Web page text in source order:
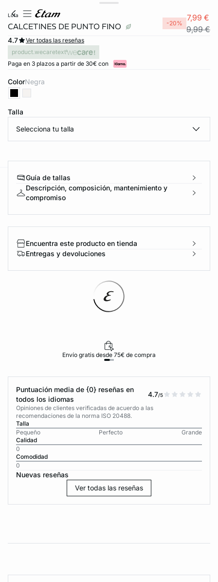
INVISIBLE
lofa
CALCETINES DE PUNTO FINO -20%
7,99 €
9,99 €
4.7
Ver todas las reseñas
product.wecaretext
Paga en 3 plazos a partir de 30€ con
Color negra
Talla
Selecciona tu talla
Guía de tallas
Descripción, composición, mantenimiento y
compromiso
Encuentra este producto en tienda
Entregas y devoluciones
Envío gratis desde 75€ de compra
Puntuación media de {0} reseñas en
todos los idiomas
4.7/5
Opiniones de clientes verificadas de acuerdo a las
recomendaciones de la norma ISO 20488.
Talla
Pequeño
Perfecto
Grande
Calidad
0
Comodidad
0
Nuevas reseñas
Ver todas las reseñas